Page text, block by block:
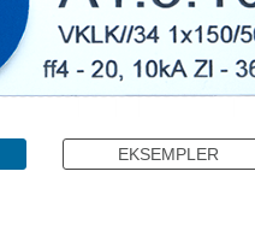
EKSEMPLER